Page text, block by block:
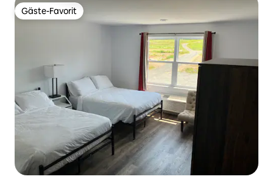
Gäste-Favorit
Gäste-Favorit